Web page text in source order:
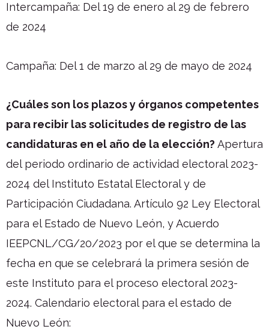
Intercampaña: Del 19 de enero al 29 de febrero
de 2024
Campaña: Del 1 de marzo al 29 de mayo de 2024
¿Cuáles son los plazos y órganos competentes
para recibir las solicitudes de registro de las
candidaturas en el año de la elección? Apertura
del periodo ordinario de actividad electoral 2023-
2024 del Instituto Estatal Electoral y de
Participación Ciudadana. Artículo 92 Ley Electoral
para el Estado de Nuevo León, y Acuerdo
IEEPCNL/CG/20/2023 por el que se determina la
fecha en que se celebrará la primera sesión de
este Instituto para el proceso electoral 2023-
2024. Calendario electoral para el estado de
Nuevo León: